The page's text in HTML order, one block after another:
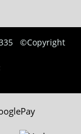
©Copyright